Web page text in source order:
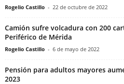
Rogelio Castillo - 22 de octubre de 2022
Camión sufre volcadura con 200
Periférico de Mérida
Rogelio Castillo - 6 de mayo de 2022
Pensión para adultos mayores
2023